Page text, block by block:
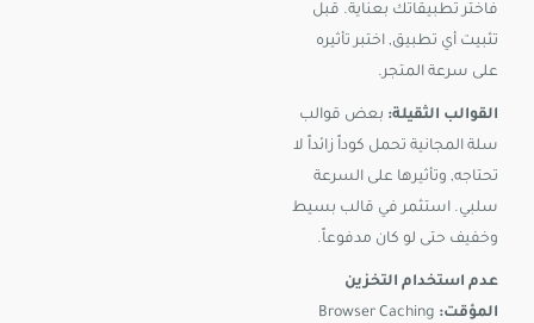
فاختر تطبيقاتك بعناية. قبل
تثبيت أي تطبيق, اختبر تأثيره
على سرعة المتجر.
القوالب الثقيلة: بعض قوالب
سلة المجانية تحمل كوداً زائداً لا
تحتاجه, وتأثيرها على السرعة
سلبي. استثمر في قالب بسيط
وخفيف حتى لو كان مدفوعاً.
عدم استخدام التخزين
المؤقت: Browser Caching